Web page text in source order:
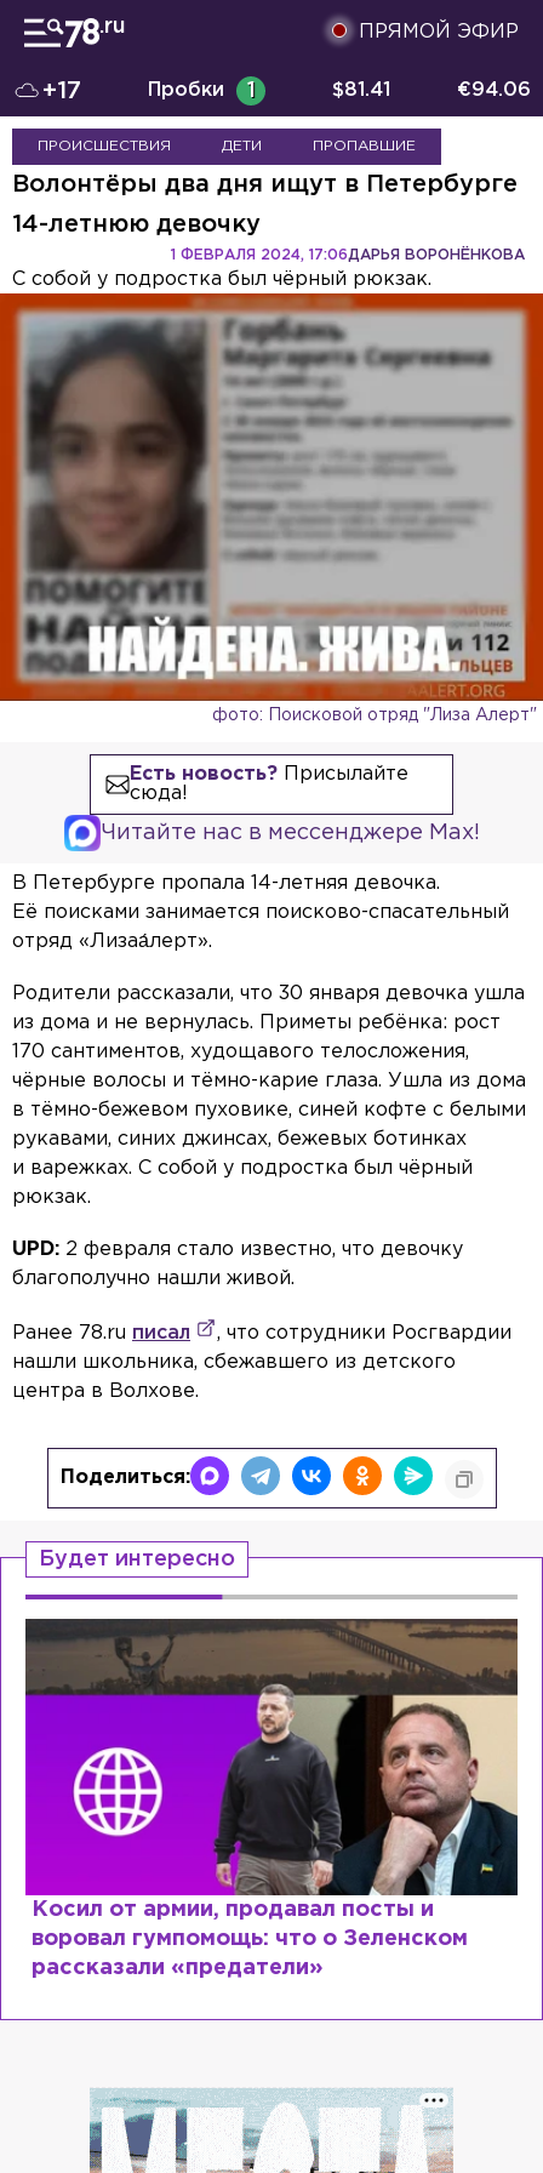
ПРЯМОЙ ЭФИР
+17 Пробки 1 $81.41 €94.06
ПРОИСШЕСТВИЯ ДЕТИ ПРОПАВШИЕ
Волонтёры два дня ищут в Петербурге
14-летнюю девочку
ДАРЬЯ ВОРОНЁНКОВА
1 ФЕВРАЛЯ 2024, 17:06
С собой у подростка был чёрный рюкзак.
фото: Поисковой отряд "Лиза Алерт"
Есть новость?Присылайте
сюда!
Читайте нас в мессенджере Max!
В Петербурге пропала 14-летняя девочка.
Её поисками занимается поисково-спасательный
отряд «Лизаа́лерт».
Родители рассказали, что 30 января девочка ушла
из дома и не вернулась. Приметы ребёнка: рост
170 сантиментов, худощавого телосложения,
чёрные волосы и тёмно-карие глаза. Ушла из дома
в тёмно-бежевом пуховике, синей кофте с белыми
рукавами, синих джинсах, бежевых ботинках
и варежках. С собой у подростка был чёрный
рюкзак.
UPD: 2 февраля стало известно, что девочку
благополучно нашли живой.
Ранее 78.ru писал
, что сотрудники Росгвардии
нашли школьника, сбежавшего из детского
центра в Волхове.
Поделиться:
Будет интересно
Косил от армии, продавал посты и
воровал гумпомощь: что о Зеленском
рассказали «предатели»